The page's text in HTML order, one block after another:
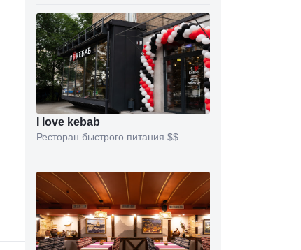
I love kebab
Ресторан быстрого питания $$